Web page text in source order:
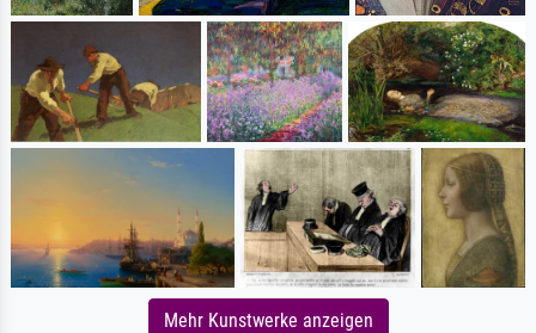
Mehr Kunstwerke anzeigen